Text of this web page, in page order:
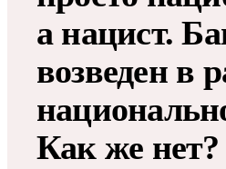
а нацист.
возведен в
Как же нет?